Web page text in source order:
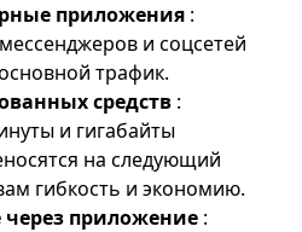
приложения :
и соцсетей
трафик.
средств :
и гигабайты
на следующий
гибкость и экономию.
через приложение :